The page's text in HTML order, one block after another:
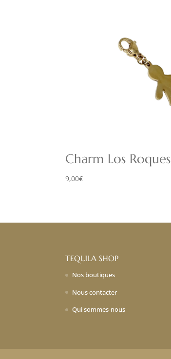
Charm Los Roques
9,00€
TEQUILA SHOP
Nos boutiques
Nous contacter
Qui sommes-nous